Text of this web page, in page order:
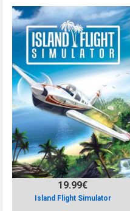
Island Flight Simulator
19.99€